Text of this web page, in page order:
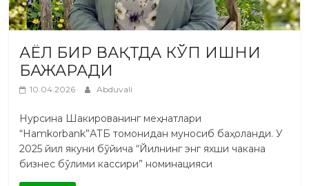
АЁЛ БИР ВАҚТДА КЎП ИШНИ
БАЖАРАДИ
10.04.2026 Abduvali
Нурсина Шакированинг меҳнатлари
“Hamkorbank”АТБ томонидан муносиб баҳоланди. У
2025 йил якуни бўйича “Йилнинг энг яхши чакана
бизнес бўлими кассири” номинацияси